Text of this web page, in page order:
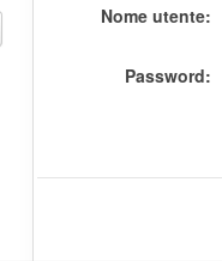
Nome utente
Password